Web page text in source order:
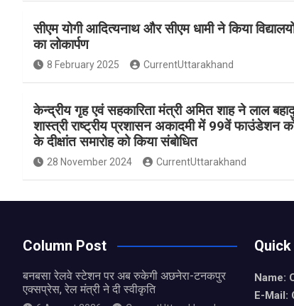
ce
b
o
o
k
s
A
p
p
ar
e
सीएम योगी आदित्यनाथ और सीएम धामी ने किया
का लोकार्पण
8 February 2025 CurrentUttarakhand
केन्द्रीय गृह एवं सहकारिता मंत्री अमित शाह ने लाल
शास्त्री राष्ट्रीय प्रशासन अकादमी में 99वें फाउंडेशन
के दीक्षांत समारोह को किया संबोधित
28 November 2024 CurrentUttarakhand
Column Post
बनबसा रेलवे स्टेशन पर अब रुकेगी अछनेरा-टनकपुर
एक्सप्रेस, रेल मंत्री ने दी स्वीकृति
Name:
E-Mail: